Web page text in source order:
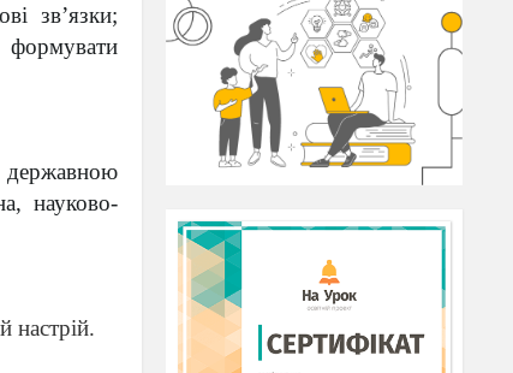
зв’язки;
формувати
державною
науково-
настрій.